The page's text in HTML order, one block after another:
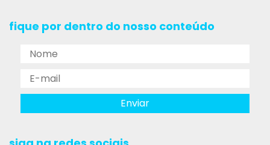
fique por dentro do nosso conteúdo